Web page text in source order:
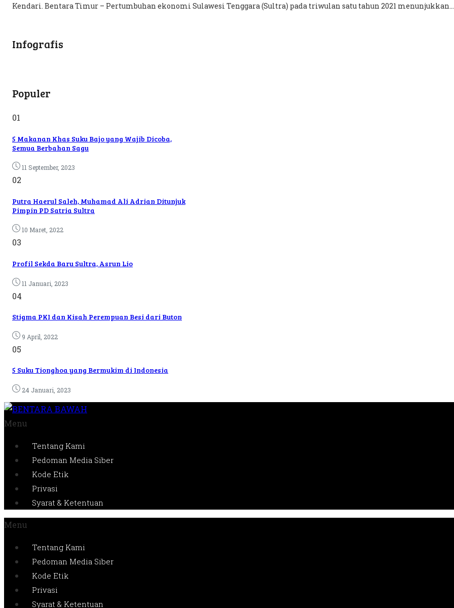
Kendari. Bentara Timur – Pertumbuhan ekonomi Sulawesi Tenggara (Sultra) pada triwulan satu tahun 2021 menunjukkan...
Infografis
Populer
01
5 Makanan Khas Suku Bajo yang Wajib Dicoba,
Semua Berbahan Sagu
11 September, 2023
02
Putra Haerul Saleh, Muhamad Ali Adrian Ditunjuk
Pimpin PD Satria Sultra
10 Maret, 2022
03
Profil Sekda Baru Sultra, Asrun Lio
11 Januari, 2023
04
Stigma PKI dan Kisah Perempuan Besi dari Buton
9 April, 2022
05
5 Suku Tionghoa yang Bermukim di Indonesia
24 Januari, 2023
Menu
Tentang Kami
Pedoman Media Siber
Kode Etik
Privasi
Syarat & Ketentuan
Menu
Tentang Kami
Pedoman Media Siber
Kode Etik
Privasi
Syarat & Ketentuan